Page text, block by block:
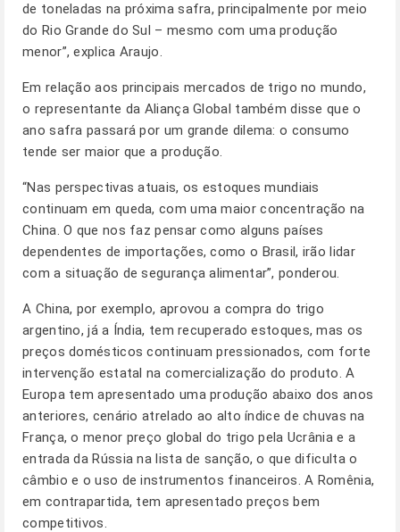
de toneladas na próxima safra, principalmente por meio
do Rio Grande do Sul – mesmo com uma produção
menor”, explica Araujo.
Em relação aos principais mercados de trigo no mundo,
o representante da Aliança Global também disse que o
ano safra passará por um grande dilema: o consumo
tende ser maior que a produção.
“Nas perspectivas atuais, os estoques mundiais
continuam em queda, com uma maior concentração na
China. O que nos faz pensar como alguns países
dependentes de importações, como o Brasil, irão lidar
com a situação de segurança alimentar”, ponderou.
A China, por exemplo, aprovou a compra do trigo
argentino, já a Índia, tem recuperado estoques, mas os
preços domésticos continuam pressionados, com forte
intervenção estatal na comercialização do produto. A
Europa tem apresentado uma produção abaixo dos anos
anteriores, cenário atrelado ao alto índice de chuvas na
França, o menor preço global do trigo pela Ucrânia e a
entrada da Rússia na lista de sanção, o que dificulta o
câmbio e o uso de instrumentos financeiros. A Romênia,
em contrapartida, tem apresentado preços bem
competitivos.